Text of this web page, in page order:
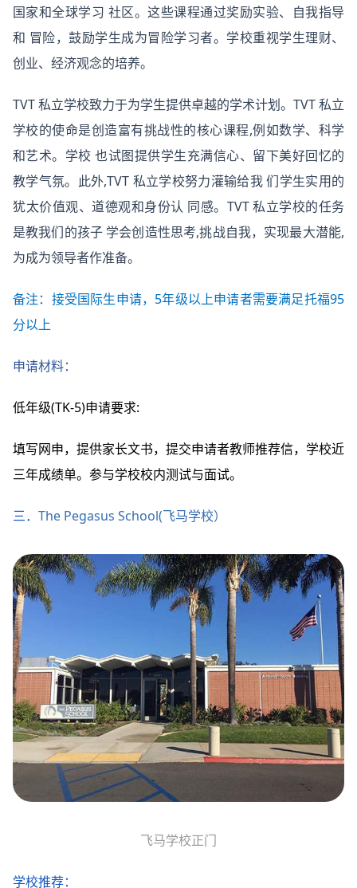
国家和全球学习 社区。这些课程通过奖励实验、自我指导
和 冒险，鼓励学生成为冒险学习者。学校重视学生理财、
创业、经济观念的培养。
TVT 私立学校致力于为学生提供卓越的学术计划。TVT 私立
学校的使命是创造富有挑战性的核心课程,例如数学、科学
和艺术。学校 也试图提供学生充满信心、留下美好回忆的
教学气氛。此外,TVT 私立学校努力灌输给我 们学生实用的
犹太价值观、道德观和身份认 同感。TVT 私立学校的任务
是教我们的孩子 学会创造性思考,挑战自我，实现最大潜能,
为成为领导者作准备。
备注：接受国际生申请，5年级以上申请者需要满足托福95
分以上
申请材料：
低年级(TK-5)申请要求:
填写网申，提供家长文书，提交申请者教师推荐信，学校近
三年成绩单。参与学校校内测试与面试。
三． The Pegasus School(飞马学校）
飞马学校正门
学校推荐：